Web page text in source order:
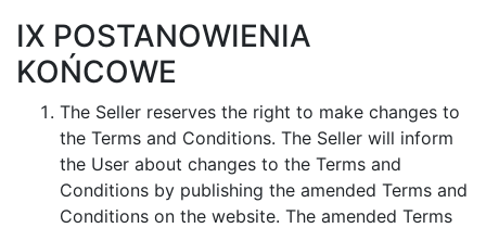
IX POSTANOWIENIA
KOŃCOWE
The Seller reserves the right to make changes to
the Terms and Conditions. The Seller will inform
the User about changes to the Terms and
Conditions by publishing the amended Terms and
Conditions on the website. The amended Terms